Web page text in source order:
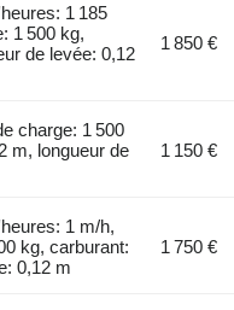
1 185
1 500 kg,
de levée: 0,12
1 850 €
charge: 1 500
m, longueur de
1 150 €
1 m/h,
kg, carburant:
0,12 m
1 750 €